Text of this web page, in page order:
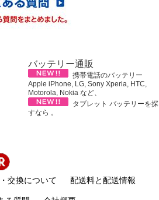
バッテリー通販
携帯電話のバッテリー
Apple iPhone, LG, Sony Xperia, HTC,
Motorola, Nokia など、
タブレット バッテリーを探
すなら 。
交換について 配送料と配送情報